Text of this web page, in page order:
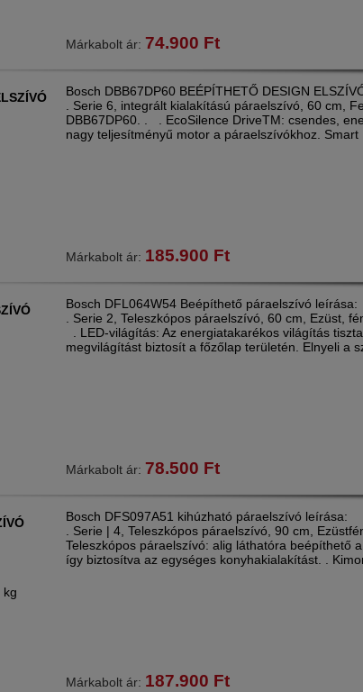
Márkabolt ár: 74.900 Ft
Bosch DBB67DP60 BEÉPÍTHETŐ DESIGN
. Serie 6, integrált kialakítású páraelszívó, 60 cm,
DBB67DP60. . . EcoSilence DriveTM: csendes,
nagy teljesítményű motor a páraelszívókhoz. Smart
Márkabolt ár: 185.900 Ft
Bosch DFL064W54 Beépíthető páraelszívó leírása:
. Serie 2, Teleszkópos páraelszívó, 60 cm, Ezüst,
. LED-világítás: Az energiatakarékos világítás
megvilágítást biztosít a főzőlap területén. Elnyeli a
Márkabolt ár: 78.500 Ft
kg
Bosch DFS097A51 kihúzható páraelszívó leírása:
. Serie | 4, Teleszkópos páraelszívó, 90 cm,
Teleszkópos páraelszívó: alig láthatóra beépíthető
így biztosítva az egységes konyhakialakítást. .
Márkabolt ár: 187.900 Ft